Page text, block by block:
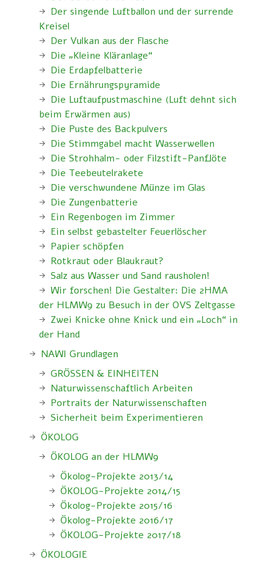
Der singende Luftballon und der surrende
Kreisel
Der Vulkan aus der Flasche
Die „Kleine Kläranlage“
Die Erdapfelbatterie
Die Ernährungspyramide
Die Luftaufpustmaschine (Luft dehnt sich
beim Erwärmen aus)
Die Puste des Backpulvers
Die Stimmgabel macht Wasserwellen
Die Strohhalm- oder Filzstift-Panflöte
Die Teebeutelrakete
Die verschwundene Münze im Glas
Die Zungenbatterie
Ein Regenbogen im Zimmer
Ein selbst gebastelter Feuerlöscher
Papier schöpfen
Rotkraut oder Blaukraut?
Salz aus Wasser und Sand rausholen!
Wir forschen! Die Gestalter: Die 2HMA
der HLMW9 zu Besuch in der OVS Zeltgasse
Zwei Knicke ohne Knick und ein „Loch“ in
der Hand
NAWI Grundlagen
GRÖSSEN & EINHEITEN
Naturwissenschaftlich Arbeiten
Portraits der Naturwissenschaften
Sicherheit beim Experimentieren
ÖKOLOG
ÖKOLOG an der HLMW9
Ökolog-Projekte 2013/14
ÖKOLOG-Projekte 2014/15
Ökolog-Projekte 2015/16
Ökolog-Projekte 2016/17
ÖKOLOG-Projekte 2017/18
ÖKOLOGIE